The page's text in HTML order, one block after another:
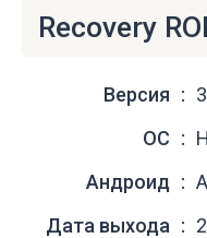
Recovery
Версия
ОС
Андроид
Дата выхода